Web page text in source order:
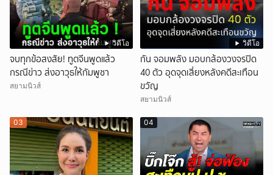
วิดีโอ
จบทุกข้อสงสัย! ทูตจีนพูดแล้ว
กรณีข่าว ส่งอาวุธให้กัมพูชา
สยามนิวส์
วิดีโอ
กัน จอมพลัง มอบกล้องวงจรปิด
40 ตัว อุดจุดเสี่ยงหลังคดีสะเทือน
ขวัญ
สยามนิวส์
03 04